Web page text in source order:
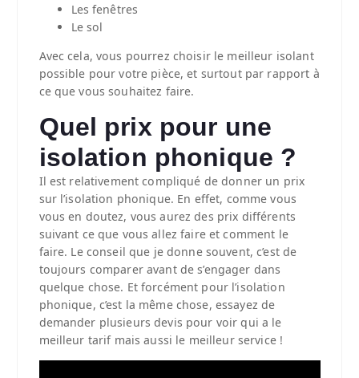
Les fenêtres
Le sol
Avec cela, vous pourrez choisir le meilleur isolant
possible pour votre pièce, et surtout par rapport à
ce que vous souhaitez faire.
Quel prix pour une
isolation phonique ?
Il est relativement compliqué de donner un prix
sur l’isolation phonique. En effet, comme vous
vous en doutez, vous aurez des prix différents
suivant ce que vous allez faire et comment le
faire. Le conseil que je donne souvent, c’est de
toujours comparer avant de s’engager dans
quelque chose. Et forcément pour l’isolation
phonique, c’est la même chose, essayez de
demander plusieurs devis pour voir qui a le
meilleur tarif mais aussi le meilleur service !